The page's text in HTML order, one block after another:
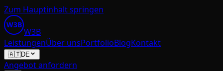
Zum Hauptinhalt springen
W3B
W3B
LeistungenÜber unsPortfolioBlogKontakt
🇦🇹DE
Angebot anfordern